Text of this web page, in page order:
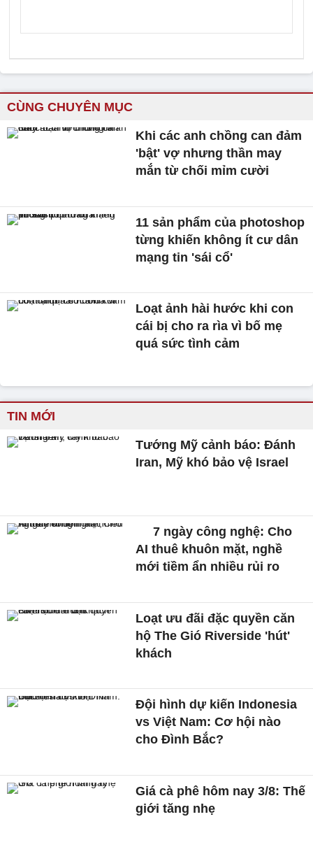
CÙNG CHUYÊN MỤC
Khi các anh chồng can đảm
'bật' vợ nhưng thần may
mắn từ chối mỉm cười
11 sản phẩm của photoshop
từng khiến không ít cư dân
mạng tin 'sái cổ'
Loạt ảnh hài hước khi con
cái bị cho ra rìa vì bố mẹ
quá sức tình cảm
TIN MỚI
Tướng Mỹ cảnh báo: Đánh
Iran, Mỹ khó bảo vệ Israel
7 ngày công nghệ: Cho
AI thuê khuôn mặt, nghề
mới tiềm ẩn nhiều rủi ro
Loạt ưu đãi đặc quyền căn
hộ The Gió Riverside 'hút'
khách
Đội hình dự kiến Indonesia
vs Việt Nam: Cơ hội nào
cho Đình Bắc?
Giá cà phê hôm nay 3/8: Thế
giới tăng nhẹ